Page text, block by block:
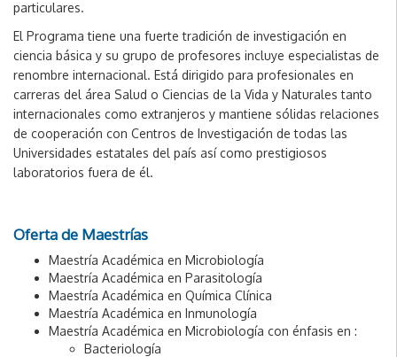
particulares.
El Programa tiene una fuerte tradición de investigación en
ciencia básica y su grupo de profesores incluye especialistas de
renombre internacional. Está dirigido para profesionales en
carreras del área Salud o Ciencias de la Vida y Naturales tanto
internacionales como extranjeros y mantiene sólidas relaciones
de cooperación con Centros de Investigación de todas las
Universidades estatales del país así como prestigiosos
laboratorios fuera de él.
Oferta de Maestrías
Maestría Académica en Microbiología
Maestría Académica en Parasitología
Maestría Académica en Química Clínica
Maestría Académica en Inmunología
Maestría Académica en Microbiología con énfasis en :
Bacteriología